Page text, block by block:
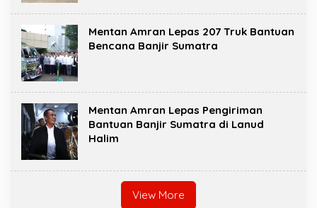
Mentan Amran Lepas 207 Truk Bantuan
Bencana Banjir Sumatra
Mentan Amran Lepas Pengiriman
Bantuan Banjir Sumatra di Lanud
Halim
View More